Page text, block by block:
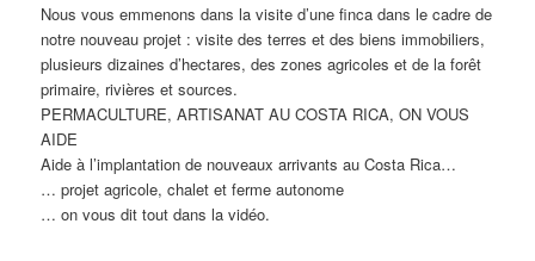
Nous vous emmenons dans la visite d’une finca dans le cadre de
notre nouveau projet : visite des terres et des biens immobiliers,
plusieurs dizaines d’hectares, des zones agricoles et de la forêt
primaire, rivières et sources.
PERMACULTURE, ARTISANAT AU COSTA RICA, ON VOUS
AIDE
Aide à l’implantation de nouveaux arrivants au Costa Rica…
… projet agricole, chalet et ferme autonome
… on vous dit tout dans la vidéo.